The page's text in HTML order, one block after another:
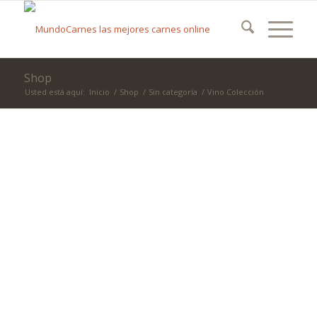
Shop
Usted está aquí: Inicio / Shop / Sin categoría / Vino Colección